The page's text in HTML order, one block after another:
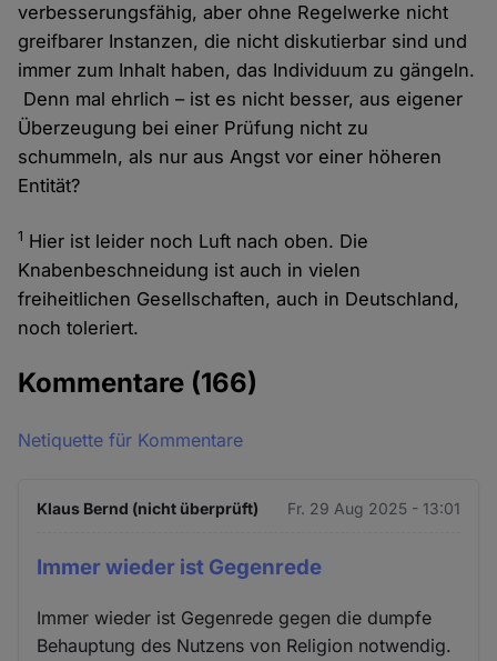
verbesserungsfähig, aber ohne Regelwerke nicht
greifbarer Instanzen, die nicht diskutierbar sind und
immer zum Inhalt haben, das Individuum zu gängeln.
Denn mal ehrlich – ist es nicht besser, aus eigener
Überzeugung bei einer Prüfung nicht zu
schummeln, als nur aus Angst vor einer höheren
Entität?
1 Hier ist leider noch Luft nach oben. Die
Knabenbeschneidung ist auch in vielen
freiheitlichen Gesellschaften, auch in Deutschland,
noch toleriert.
Kommentare (166)
Netiquette für Kommentare
Klaus Bernd (nicht überprüft) Fr. 29 Aug 2025 - 13:01
Immer wieder ist Gegenrede
Immer wieder ist Gegenrede gegen die dumpfe
Behauptung des Nutzens von Religion notwendig.